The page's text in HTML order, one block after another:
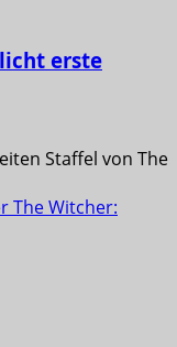
erste
Staffel von The
The Witcher: